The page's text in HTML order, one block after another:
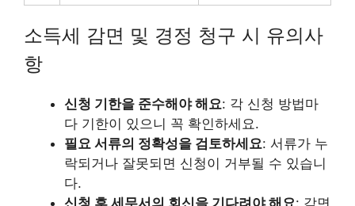
소득세 감면 및 경정 청구 시 유의사
항
신청 기한을 준수해야 해요: 각 신청 방법마
다 기한이 있으니 꼭 확인하세요.
필요 서류의 정확성을 검토하세요: 서류가 누
락되거나 잘못되면 신청이 거부될 수 있습니
다.
신청 후 세무서의 회신을 기다려야 해요: 감면